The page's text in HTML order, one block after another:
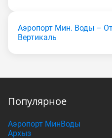
Аэропорт Мин. Воды –
Вертикаль
Популярное
Аэропорт МинВоды
Архыз